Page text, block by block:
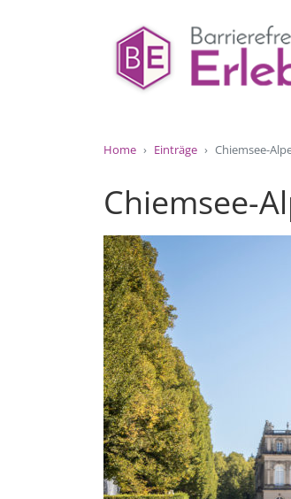
Home Einträge Chiemsee-
Chiemsee-